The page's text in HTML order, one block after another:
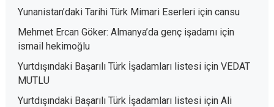
Yunanistan’daki Tarihi Türk Mimari Eserleriiçin cansu
Mehmet Ercan Göker: Almanya’da genç işadamıiçin
ismail hekimoğlu
Yurtdışındaki Başarılı Türk İşadamları listesiiçin VEDAT
MUTLU
Yurtdışındaki Başarılı Türk İşadamları listesiiçin Ali